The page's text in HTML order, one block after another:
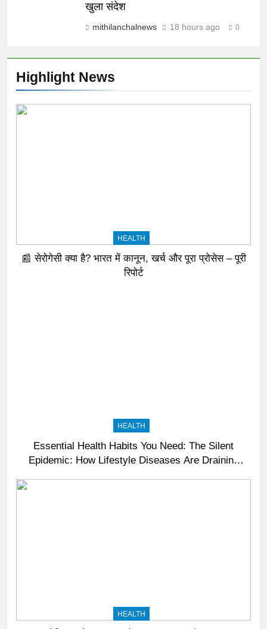
Highlight News
HEALTH
📰 सेरोगेसी क्या है? भारत में कानून, खर्च और पूरा प्रोसेस – पूरी
रिपोर्ट
HEALTH
Essential Health Habits You Need: The Silent
Epidemic: How Lifestyle Diseases Are Draining
HEALTH
खुला संदेश
mithilanchalnews 18 hours ago 0